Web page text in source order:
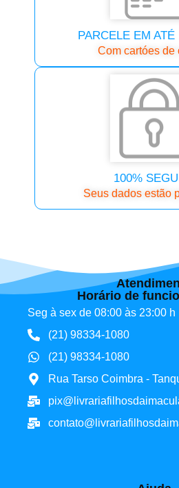
PARCELE EM ATÉ
Com cartóes de
100%
Seus dados estão
Horário de
Seg à sex de 08:00 às 23:00 h
(21) 98334-1080
(21) 98334-1080
Rua Tarso Coimbra -